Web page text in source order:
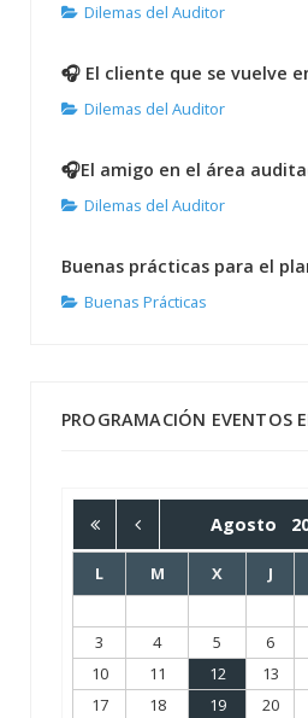
Dilemas del Auditor
🎧 El cliente que se vuelve
Dilemas del Auditor
🎧El amigo en el área
Dilemas del Auditor
Buenas prácticas para el
Buenas Prácticas
PROGRAMACIÓN EVENTOS
Agosto
L M X J
3
4 5 6
10
11 12 13
17
18 19 20